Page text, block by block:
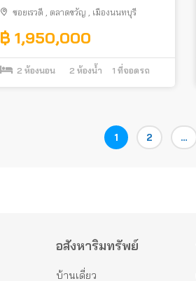
ซอยเรวดี , ตลาดขวัญ , เมืองนนทบุรี
฿ 1,950,000
2 ห้องนอน 2 ห้องน้ำ 1 ที่จอดรถ
Page
1 Page
2 …
อสังหาริมทรัพย์
บ้านเดี่ยว